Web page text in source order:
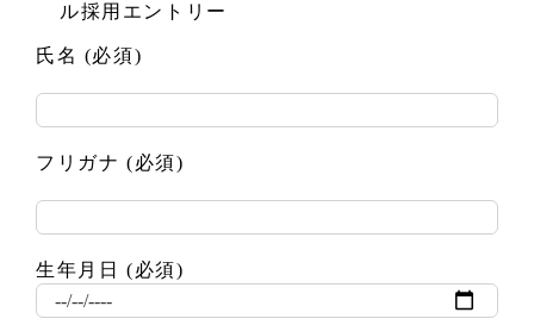
ル採用エントリー
氏名 (必須)
フリガナ (必須)
生年月日 (必須)